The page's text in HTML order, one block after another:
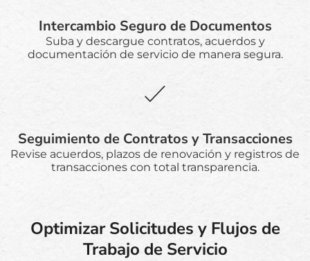
Intercambio Seguro de Documentos
Suba y descargue contratos, acuerdos y
documentación de servicio de manera segura.
Seguimiento de Contratos y Transacciones
Revise acuerdos, plazos de renovación y registros de
transacciones con total transparencia.
Optimizar Solicitudes y Flujos de
Trabajo de Servicio